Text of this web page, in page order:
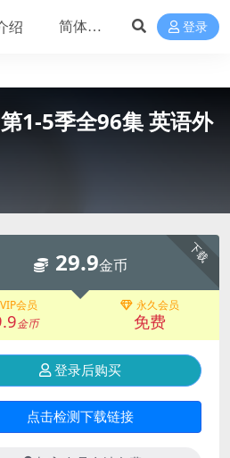
绍 登录
1-5季全96集 英语外
下载
29.9金币
VIP会员
金币
永久会员
免费
登录后购买
点击检测下载链接